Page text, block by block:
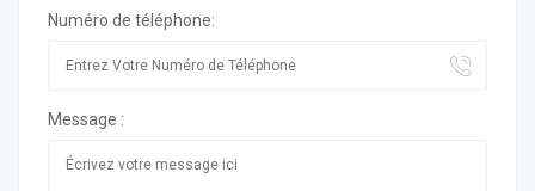
Numéro de téléphone:
Message :